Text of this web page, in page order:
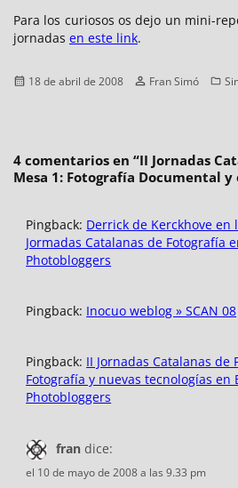
Para los curiosos os dejo un mini-
jornadas en este link.
Publicado
18 de abril de 2008 Autor
Fran Simó
4 comentarios en “II Jornadas
Mesa 1: Fotografía Documental
Pingback: Derrick de Kerckhove en
Jormadas Catalanas de Fotografía
Photobloggers
Pingback: Inocuo weblog » SCAN 08
Pingback: II Jornadas Catalanas de
Fotografía y nuevas tecnologías en
Photobloggers
fran dice:
el 10 de mayo de 2008 a las 9.33 pm